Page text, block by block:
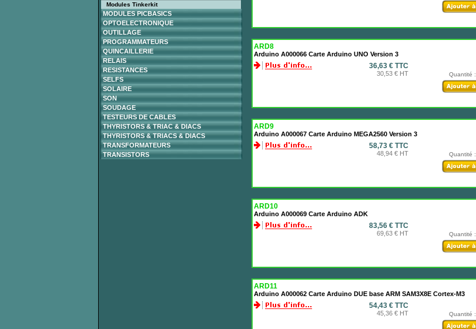
Modules Tinkerkit
MODULES PICBASICS
OPTOELECTRONIQUE
OUTILLAGE
PROGRAMMATEURS
QUINCAILLERIE
RELAIS
RESISTANCES
SELFS
SOLAIRE
SON
SOUDAGE
TESTEURS DE CABLES
THYRISTORS & TRIAC & DIACS
THYRISTORS & TRIACS & DIACS
TRANSFORMATEURS
TRANSISTORS
ARD8
Arduino A000066 Carte Arduino UNO Version 3
36,63 € TTC
30,53 € HT Quantité :
ARD9
Arduino A000067 Carte Arduino MEGA2560 Version 3
58,73 € TTC
48,94 € HT Quantité :
ARD10
Arduino A000069 Carte Arduino ADK
83,56 € TTC
69,63 € HT Quantité :
ARD11
Arduino A000062 Carte Arduino DUE base ARM SAM3X8E Cortex-M3
54,43 € TTC
45,36 € HT Quantité :